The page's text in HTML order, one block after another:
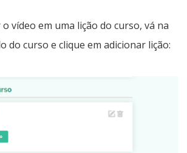
vídeo em uma lição do curso, vá na
do curso e clique em adicionar lição: